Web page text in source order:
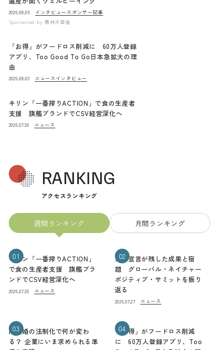
2026.08.05 インタビュー スポンサー記事
Sponsored by 農林水産省
「お得」がフードロス削減に 60万人登録
アプリ、Too Good To Go日本急拡大の理
由
2026.08.03 ニュース インタビュー
キリン「一番搾りACTION」で食の生産者
支援 旗艦ブランドでCSV経営深化へ
2026.07.30 ニュース
RANKING
アクセスランキング
週間ランキング 月間ランキング
01
キリン「一番搾りACTION」
で食の生産者支援 旗艦ブラ
ンドでCSV経営深化へ
2026.07.30 ニュース
02
熊本宣言が残した成果と宿
題 グローバル・ネイチャー
ポジティブ・サミットを振り
返る
2026.07.27 ニュース
03
同性婚の法制化で何が変わ
る？ 企業にいま求められる準
04
「お得」がフードロス削減
に 60万人登録アプリ、Too